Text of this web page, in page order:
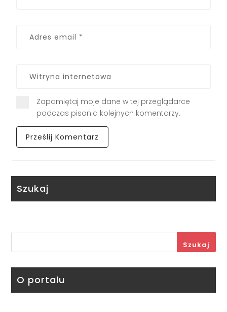
Zapamiętaj moje dane w tej przeglądarce
podczas pisania kolejnych komentarzy.
Szukaj
Szukaj
O portalu